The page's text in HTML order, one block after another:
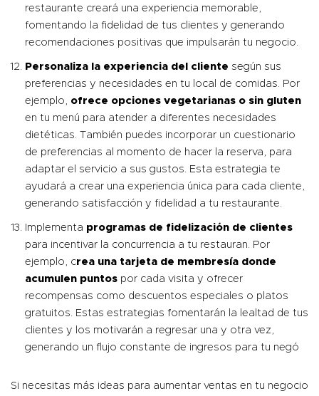
restaurante creará una experiencia memorable,
fomentando la fidelidad de tus clientes y generando
recomendaciones positivas que impulsarán tu negocio.
Personaliza la experiencia del cliente según sus
preferencias y necesidades en tu local de comidas. Por
ejemplo, ofrece opciones vegetarianas o sin gluten
en tu menú para atender a diferentes necesidades
dietéticas. También puedes incorporar un cuestionario
de preferencias al momento de hacer la reserva, para
adaptar el servicio a sus gustos. Esta estrategia te
ayudará a crear una experiencia única para cada cliente,
generando satisfacción y fidelidad a tu restaurante.
Implementa programas de fidelización de clientes
para incentivar la concurrencia a tu restauran. Por
ejemplo, crea una tarjeta de membresía donde
acumulen puntos por cada visita y ofrecer
recompensas como descuentos especiales o platos
gratuitos. Estas estrategias fomentarán la lealtad de tus
clientes y los motivarán a regresar una y otra vez,
generando un flujo constante de ingresos para tu negó
Si necesitas más ideas para aumentar ventas en tu negocio